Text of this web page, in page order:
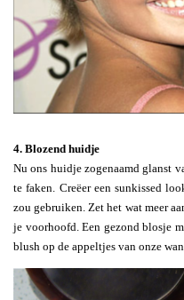
4. Blozend huidje
Nu ons huidje zogenaamd glanst
te faken. Creëer een sunkissed
zou gebruiken. Zet het wat meer
je voorhoofd. Een gezond blosje
blush op de appeltjes van onze